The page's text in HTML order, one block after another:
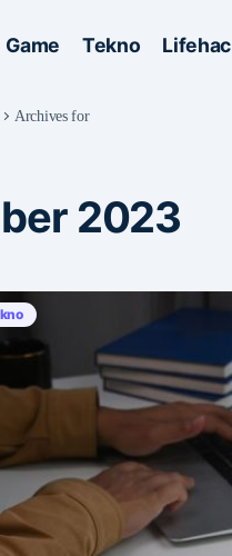
Game Tekno
Archives for
2023